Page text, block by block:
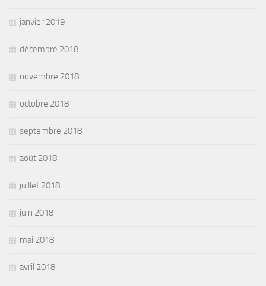
janvier 2019
décembre 2018
novembre 2018
octobre 2018
septembre 2018
août 2018
juillet 2018
juin 2018
mai 2018
avril 2018